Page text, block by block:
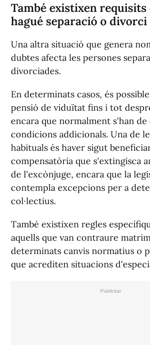
També existixen requisits
hagué separació o divorci
Una altra situació que genera
dubtes afecta les persones
divorciades.
En determinats casos, és
pensió de viduïtat fins i tot
encara que normalment s'han
condicions addicionals. Una de
habituals és haver sigut
compensatòria que s'extingisca
de l'excònjuge, encara que la
contempla excepcions per a
col·lectius.
També existixen regles
aquells que van contraure
determinats canvis normatius o
que acrediten situacions